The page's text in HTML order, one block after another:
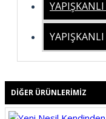
DIĞER ÜRÜNLERIMIZ